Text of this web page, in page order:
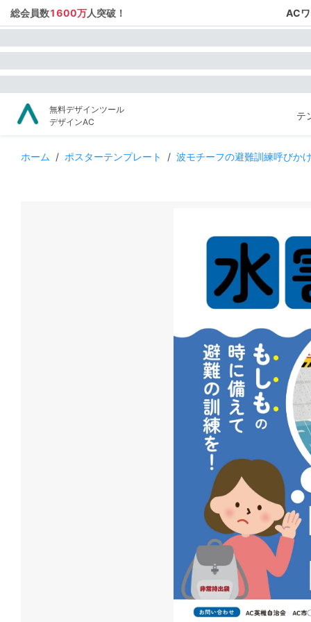
総会員数1600万人突破！ AC
無料デザインツール
デザインAC
テ
ホーム / ポスターテンプレート / 波モチーフの避難訓練呼びか